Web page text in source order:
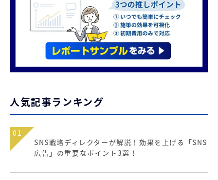
人気記事ランキング
01
SNS戦略ディレクターが解説！効果を上げる「SNS
広告」の重要なポイント3選！